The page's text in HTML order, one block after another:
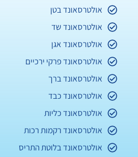
אולטרסאונד בטן
אולטרסאונד שד
אולטרסאונד אגן
אולטרסאונד פרקי ירכיים
אולטרסאונד ברך
אולטרסאונד כבד
אולטרסאונד כליות
אולטרסאונד רקמות רכות
אולטרסאונד בלוטת התריס